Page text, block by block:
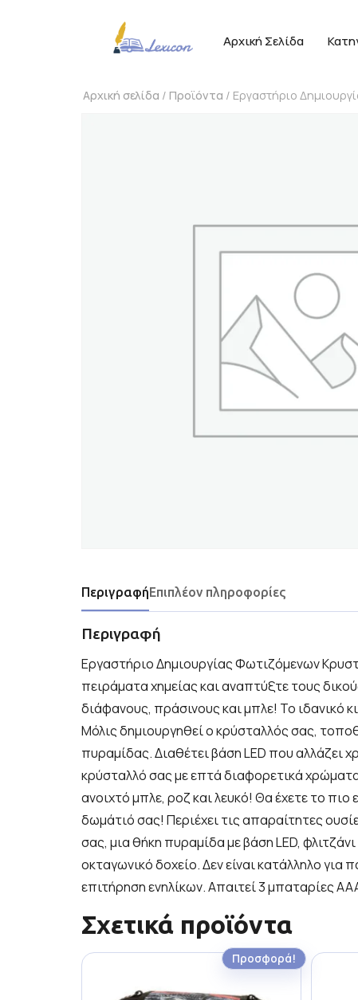
Αρχική Σελίδα
Αρχική σελίδα / Προϊόντα / Εργαστήριο
ΠεριγραφήΕπιπλέον πληροφορίες
Περιγραφή
Εργαστήριο Δημιουργίας Φωτιζόμενων
πειράματα χημείας και αναπτύξτε τους
διάφανους, πράσινους και μπλε! Το ιδανικό
Μόλις δημιουργηθεί ο κρύσταλλός σας,
πυραμίδας. Διαθέτει βάση LED που αλλάζει
κρύσταλλό σας με επτά διαφορετικά
ανοιχτό μπλε, ροζ και λευκό! Θα έχετε το
δωμάτιό σας! Περιέχει τις απαραίτητες
σας, μια θήκη πυραμίδα με βάση LED,
οκταγωνικό δοχείο. Δεν είναι κατάλληλο για
επιτήρηση ενηλίκων. Απαιτεί 3 μπαταρίες
Σχετικά προϊόντα
Προσφορά!